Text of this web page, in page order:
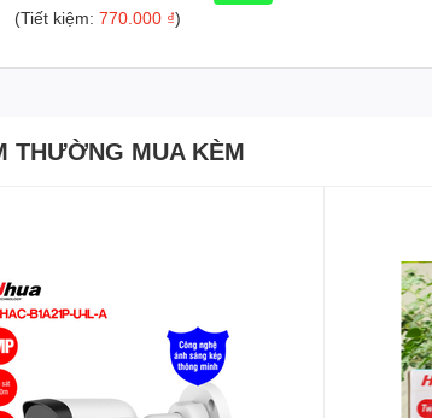
(Tiết kiệm: 770.000 ₫)
THƯỜNG MUA KÈM